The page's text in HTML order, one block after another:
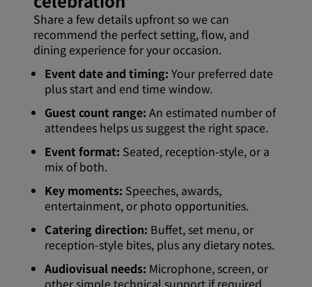
Share a few details upfront so we can
recommend the perfect setting, flow, and
dining experience for your occasion.
Event date and timing: Your preferred date
plus start and end time window.
Guest count range: An estimated number of
attendees helps us suggest the right space.
Event format: Seated, reception-style, or a
mix of both.
Key moments: Speeches, awards,
entertainment, or photo opportunities.
Catering direction: Buffet, set menu, or
reception-style bites, plus any dietary notes.
Audiovisual needs: Microphone, screen, or